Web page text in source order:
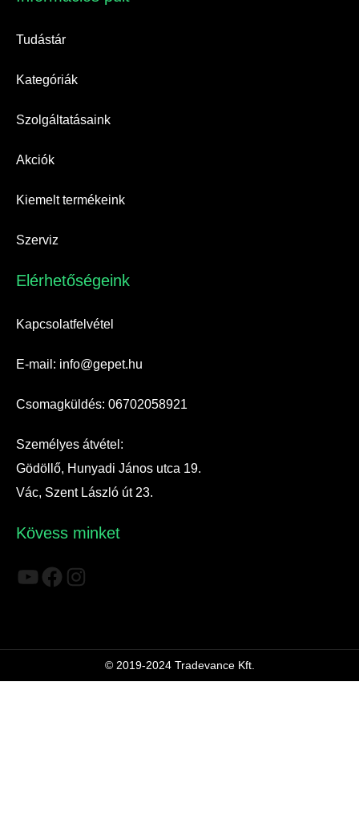
Tudástár
Kategóriák
Szolgáltatásaink
Akciók
Kiemelt termékeink
Szerviz
Elérhetőségeink​
Kapcsolatfelvétel
E-mail: info@gepet.hu
Csomagküldés: 06702058921
Személyes átvétel:
Gödöllő, Hunyadi János utca 19.
Vác, Szent László út 23.
Kövess minket
YouTube
Facebook
Instagram
© 2019-2024 Tradevance Kft.